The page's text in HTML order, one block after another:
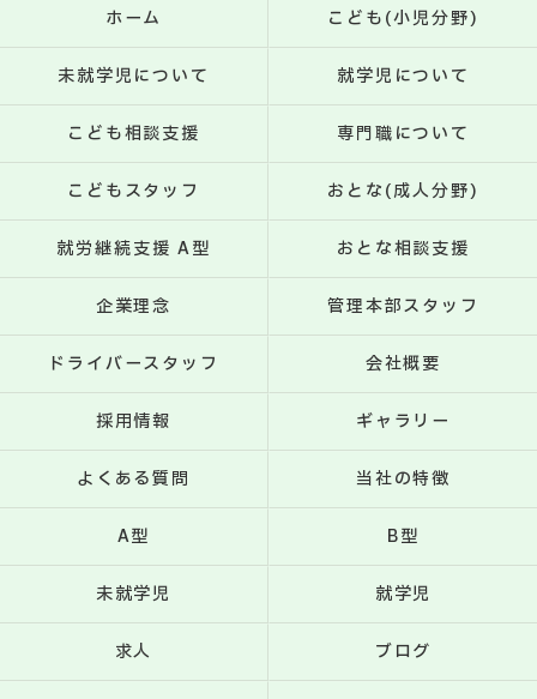
ホーム こども(小児分野)
未就学児について 就学児について
こども相談支援 専門職について
こどもスタッフ おとな(成人分野)
就労継続支援 A型 おとな相談支援
企業理念 管理本部スタッフ
ドライバースタッフ 会社概要
採用情報 ギャラリー
よくある質問 当社の特徴
A型 B型
未就学児 就学児
求人 ブログ